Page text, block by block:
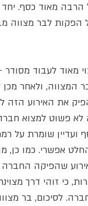
הרבה מאוד כסף. יחד
הפקות לבר מצווה
מאוד לעבוד
המצווה, ולאחר
את האירוע הזה
לא פשוט למצוא
ועדיין שומרת על
אפשרי. כמו כן,
שהפיקה
כי זוהי דרך
לסיכום, בר